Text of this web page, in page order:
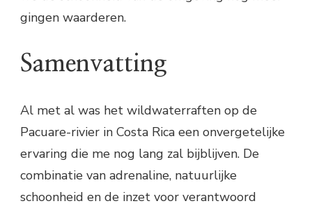
gingen waarderen.
Samenvatting
Al met al was het wildwaterraften op de
Pacuare-rivier in Costa Rica een onvergetelijke
ervaring die me nog lang zal bijblijven. De
combinatie van adrenaline, natuurlijke
schoonheid en de inzet voor verantwoord